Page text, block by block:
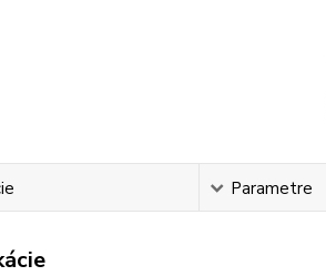
Parametre